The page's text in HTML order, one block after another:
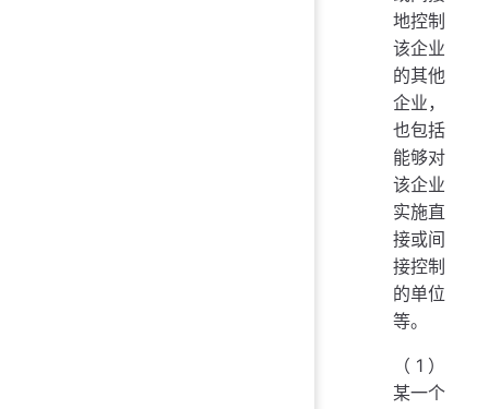
地控制
该企业
的其他
企业，
也包括
能够对
该企业
实施直
接或间
接控制
的单位
等。
（1）
某一个